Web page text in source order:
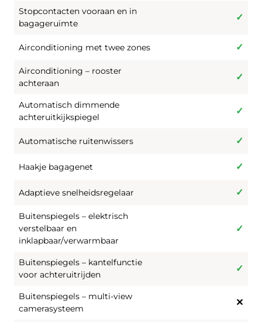
Stopcontacten vooraan en in
bagageruimte
Airconditioning met twee zones
Airconditioning – rooster
achteraan
Automatisch dimmende
achteruitkijkspiegel
Automatische ruitenwissers
Haakje bagagenet
Adaptieve snelheidsregelaar
Buitenspiegels – elektrisch
verstelbaar en
inklapbaar/verwarmbaar
Buitenspiegels – kantelfunctie
voor achteruitrijden
Buitenspiegels – multi-view
camerasysteem